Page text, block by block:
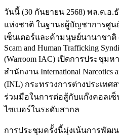
วันนี้ (30 กันยายน 2568) พล.ต.อ.
แห่งชาติ ในฐานะผู้บัญชาการศู
เซ็นเตอร์และค้ามนุษย์นานาชาติ
Scam and Human Trafficking
(Warroom IAC) เปิดการประชุม
สำนักงาน International Narcotics
(INL) กระทรวงการต่างประเทศ
ร่วมมือในการต่อสู้กับแก๊งคอลเ
ไซเบอร์ในระดับสากล
การประชุมครั้งนี้มุ่งเน้นการพัฒ